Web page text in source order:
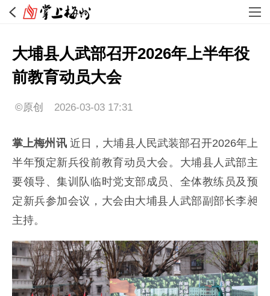
大埔县人武部召开2026年上半年役
前教育动员大会
©原创 2026-03-03 17:31
掌上梅州讯近日，大埔县人民武装部召开2026年上
半年预定新兵役前教育动员大会。大埔县人武部主
要领导、集训队临时党支部成员、全体教练员及预
定新兵参加会议，大会由大埔县人武部副部长李昶
主持。